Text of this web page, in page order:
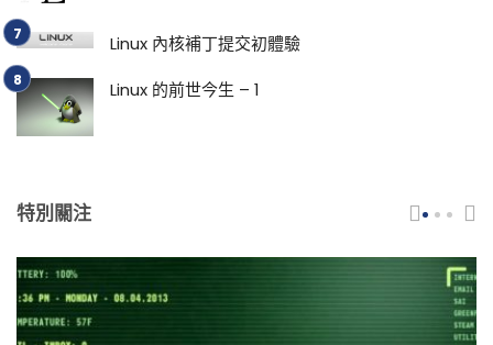
Linux 內核補丁提交初體驗
Linux 的前世今生 – 1
特別關注